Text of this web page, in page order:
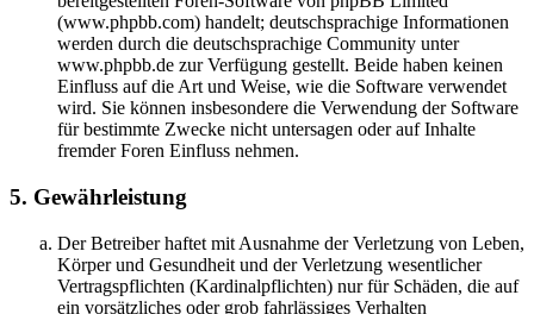
(www.phpbb.com) handelt; deutschsprachige Informationen
werden durch die deutschsprachige Community unter
www.phpbb.de zur Verfügung gestellt. Beide haben keinen
Einfluss auf die Art und Weise, wie die Software verwendet
wird. Sie können insbesondere die Verwendung der Software
für bestimmte Zwecke nicht untersagen oder auf Inhalte
fremder Foren Einfluss nehmen.
5. Gewährleistung
Der Betreiber haftet mit Ausnahme der Verletzung von Leben,
Körper und Gesundheit und der Verletzung wesentlicher
Vertragspflichten (Kardinalpflichten) nur für Schäden, die auf
ein vorsätzliches oder grob fahrlässiges Verhalten